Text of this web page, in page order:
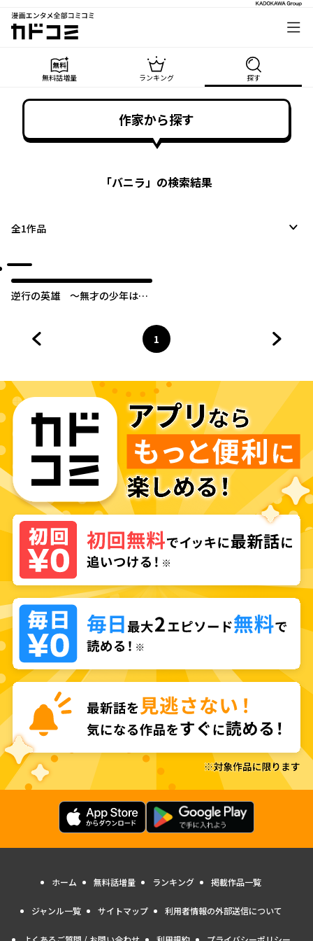
漫画エンタメ全部コミコミ
カドコミ
無料話増量 ランキング 探す
作家から探す
「バニラ」の検索結果
全1作品
逆行の英雄 ～無才の少年は、
ページ
1
へ
ホーム 無料話増量 ランキング 掲載作品一覧
ジャンル一覧 サイトマップ 利用者情報の外部送信について